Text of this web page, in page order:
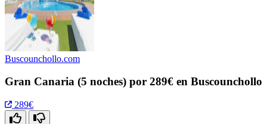
Buscounchollo.com
Gran Canaria (5 noches) por 289€ en Buscounchollo
289€